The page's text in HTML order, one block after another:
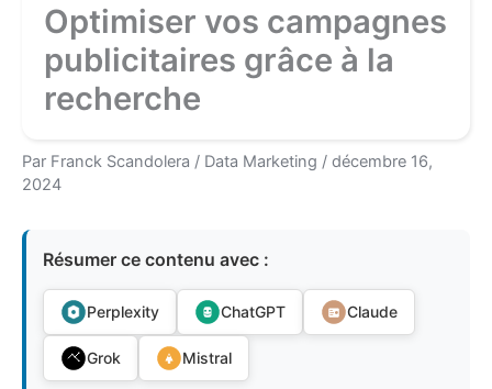
Optimiser vos campagnes
publicitaires grâce à la
recherche
Par Franck Scandolera / Data Marketing / décembre 16,
2024
Résumer ce contenu avec :
Perplexity ChatGPT Claude
Grok Mistral